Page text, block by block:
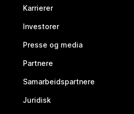
Karrierer
Investorer
Presse og media
Partnere
Samarbeidspartnere
Juridisk